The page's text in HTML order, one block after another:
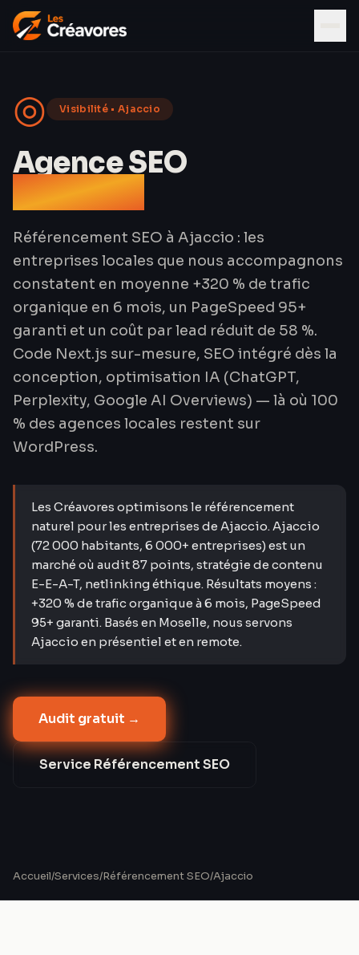
◎ Visibilité • Ajaccio
Agence SEO
à Ajaccio
Référencement SEO à Ajaccio : les
entreprises locales que nous accompagnons
constatent en moyenne +320 % de trafic
organique en 6 mois, un PageSpeed 95+
garanti et un coût par lead réduit de 58 %.
Code Next.js sur-mesure, SEO intégré dès la
conception, optimisation IA (ChatGPT,
Perplexity, Google AI Overviews) — là où 100
% des agences locales restent sur
WordPress.
Les Créavores optimisons le référencement
naturel pour les entreprises de Ajaccio. Ajaccio
(72 000 habitants, 6 000+ entreprises) est un
marché où audit 87 points, stratégie de contenu
E-E-A-T, netlinking éthique. Résultats moyens :
+320 % de trafic organique à 6 mois, PageSpeed
95+ garanti. Basés en Moselle, nous servons
Ajaccio en présentiel et en remote.
Audit gratuit →
Service Référencement SEO
Accueil/Services/Référencement SEO/Ajaccio